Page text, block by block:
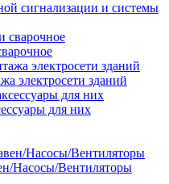
сигнализации и системы
электросети зданий
для них
Насосы/Вентиляторы